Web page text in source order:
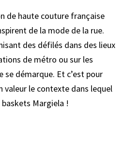
de haute couture française
de la mode de la rue.
des défilés dans des lieux
de métro ou sur les
se démarque. Et c’est pour
valeur le contexte dans lequel
Margiela !